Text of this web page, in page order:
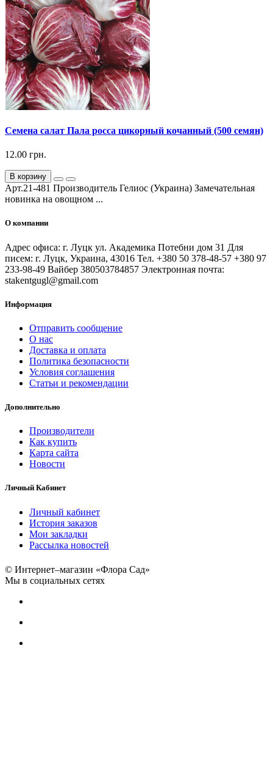
Семена салат Пала росса цикорный кочанный (500 семян)
12.00 грн.
В корзину
Арт.21-481 Производитель Гелиос (Украина) Замечательная
новинка на овощном ...
О компании
Адрес офиса: г. Луцк ул. Академика Потебни дом 31 Для
писем: г. Луцк, Украина, 43016 Тел. +380 50 378-48-57 +380 97
233-98-49 Вайбер 380503784857 Электронная почта:
stakentgugl@gmail.com
Информация
Отправить сообщение
О нас
Доставка и оплата
Политика безопасности
Условия соглашения
Статьи и рекомендации
Дополнительно
Производители
Как купить
Карта сайта
Новости
Личный Кабинет
Личный кабинет
История заказов
Мои закладки
Рассылка новостей
© Интернет–магазин «Флора Сад»
Мы в социальных сетях